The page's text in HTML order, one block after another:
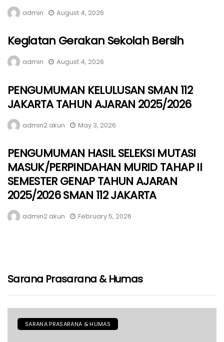
admin August 4, 2026
Kegiatan Gerakan Sekolah Bersih
admin August 4, 2026
PENGUMUMAN KELULUSAN SMAN 112
JAKARTA TAHUN AJARAN 2025/2026
admin2 akun May 3, 2026
PENGUMUMAN HASIL SELEKSI MUTASI
MASUK/PERPINDAHAN MURID TAHAP II
SEMESTER GENAP TAHUN AJARAN
2025/2026 SMAN 112 JAKARTA
admin2 akun February 5, 2026
Sarana Prasarana & Humas
SARANA PRASARANA & HUMAS